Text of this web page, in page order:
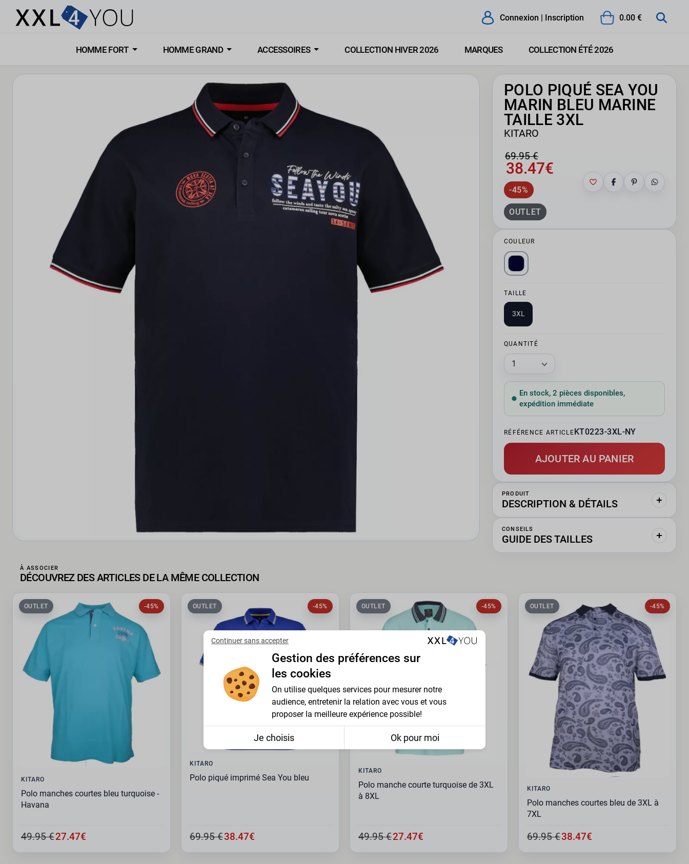
Connexion | Inscription 0.00 €
HOMME FORT HOMME GRAND ACCESSOIRES COLLECTION HIVER 2026 MARQUES COLLECTION ÉTÉ 2026
POLO PIQUÉ SEA YOU
MARIN BLEU MARINE
TAILLE 3XL
KITARO
69.95 €
38.47€
-45%
OUTLET
COULEUR
TAILLE
3XL
QUANTITÉ
En stock, 2 pièces disponibles,
expédition immédiate
RÉFÉRENCE ARTICLEKT0223-3XL-NY
AJOUTER AU PANIER
PRODUIT
DESCRIPTION & DÉTAILS
CONSEILS
GUIDE DES TAILLES
À ASSOCIER
DÉCOUVREZ DES ARTICLES DE LA MÊME COLLECTION
-45%
OUTLET
KITARO
Polo manches courtes bleu turquoise -
Havana
49.95 €27.47€
-45%
OUTLET
KITARO
Polo piqué imprimé Sea You bleu
69.95 €38.47€
-45%
OUTLET
KITARO
Polo manche courte turquoise de 3XL
à 8XL
49.95 €27.47€
-45%
OUTLET
KITARO
Polo manches courtes bleu de 3XL à
7XL
69.95 €38.47€
Continuer sans accepter
Gestion des préférences sur
les cookies
On utilise quelques services pour mesurer notre
audience, entretenir la relation avec vous et vous
proposer la meilleure expérience possible!
Je choisis Ok pour moi